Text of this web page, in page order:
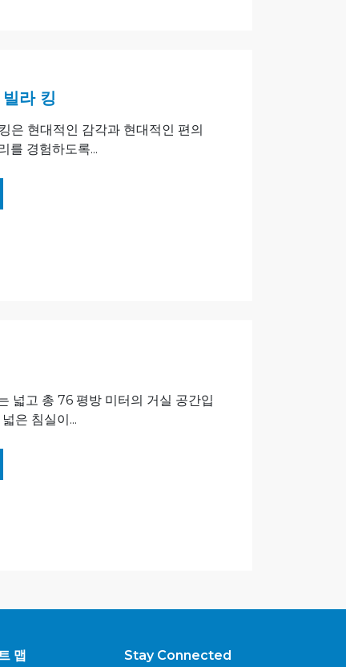
라 킹
은 현대적인 감각과 현대적인 편의
를 경험하도록...
넓고 총 76 평방 미터의 거실 공간입
은 침실이...
맵 Stay Connected